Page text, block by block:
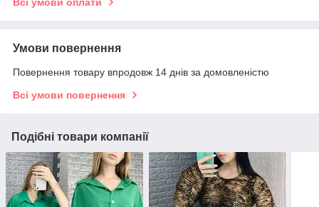
Умови повернення
Повернення товару впродовж 14 днів за домовленістю
Всі умови повернення
Подібні товари компанії